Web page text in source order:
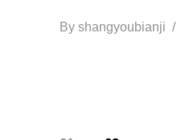
By shangyoubianji